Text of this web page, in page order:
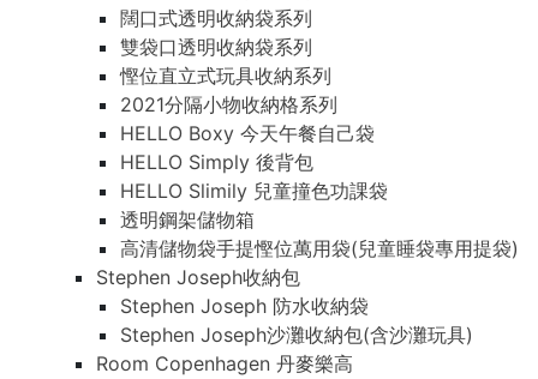
闊口式透明收納袋系列
雙袋口透明收納袋系列
慳位直立式玩具收納系列
2021分隔小物收納格系列
HELLO Boxy 今天午餐自己袋
HELLO Simply 後背包
HELLO Slimily 兒童撞色功課袋
透明鋼架儲物箱
高清儲物袋手提慳位萬用袋(兒童睡袋專用提袋)
Stephen Joseph收納包
Stephen Joseph 防水收納袋
Stephen Joseph沙灘收納包(含沙灘玩具)
Room Copenhagen 丹麥樂高